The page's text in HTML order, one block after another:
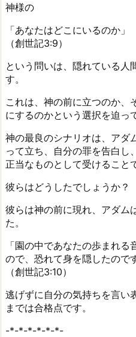
神様の
「あなたはどこにいるのか」
（創世記3:9）
という問いは、隠れている人
す。
これは、神の前に立つのか、
にするのかという選択を迫っ
神の最良のシナリオは、アダ
って立ち、自分の罪を告白し
正当なものとして受けること
彼らはどうしたでしょうか？
彼らは神の前に現れ、アダム
た。
「園の中であなたの歩まれ
ので、恐れて身を隠したので
（創世記3:10）
逃げずに自分の気持ちを言い
までは合格点です。
-*-*-*-*-*-*-